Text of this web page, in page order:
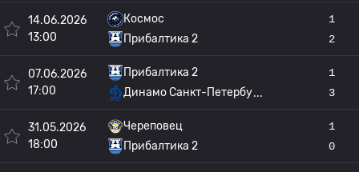
14.06.2026
13:00
Космос
Прибалтика 2
1
2
07.06.2026
17:00
Прибалтика 2
Динамо Санкт-Петербу
1
3
31.05.2026
18:00
Череповец
Прибалтика 2
1
0